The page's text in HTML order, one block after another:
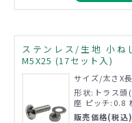
ステンレス/生地 小ね
M5X25 (17セット入)
サイズ/太さX
形状:トラス頭
座 ピッチ:0.8
販売価格(税